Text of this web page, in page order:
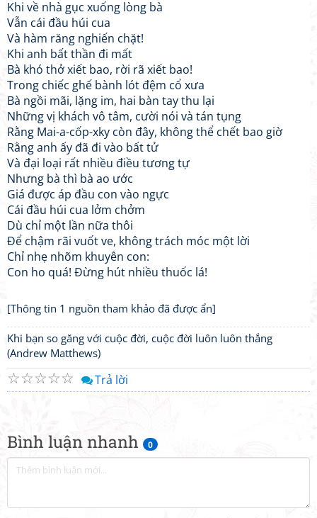
Bình luận nhanh 0
Khi về nhà gục xuống lòng bà
Vẫn cái đầu húi cua
Và hàm răng nghiến chặt!
Khi anh bất thần đi mất
Bà khó thở xiết bao, rời rã xiết bao!
Trong chiếc ghế bành lót đệm cổ xưa
Bà ngồi mãi, lặng im, hai bàn tay thu lại
Những vị khách vô tâm, cười nói và tán tụng
Rằng Mai-a-cốp-xky còn đây, không thể chết bao giờ
Rằng anh ấy đã đi vào bất tử
Và đại loại rất nhiều điều tương tự
Nhưng bà thì bà ao ước
Giá được áp đầu con vào ngực
Cái đầu húi cua lởm chởm
Dù chỉ một lần nữa thôi
Để chậm rãi vuốt ve, không trách móc một lời
Chỉ nhẹ nhõm khuyên con:
Con ho quá! Đừng hút nhiều thuốc lá!
[Thông tin 1 nguồn tham khảo đã được ẩn]
Khi bạn so găng với cuộc đời, cuộc đời luôn luôn thắng
(Andrew Matthews)
☆
☆
☆
☆
☆ Trả lời